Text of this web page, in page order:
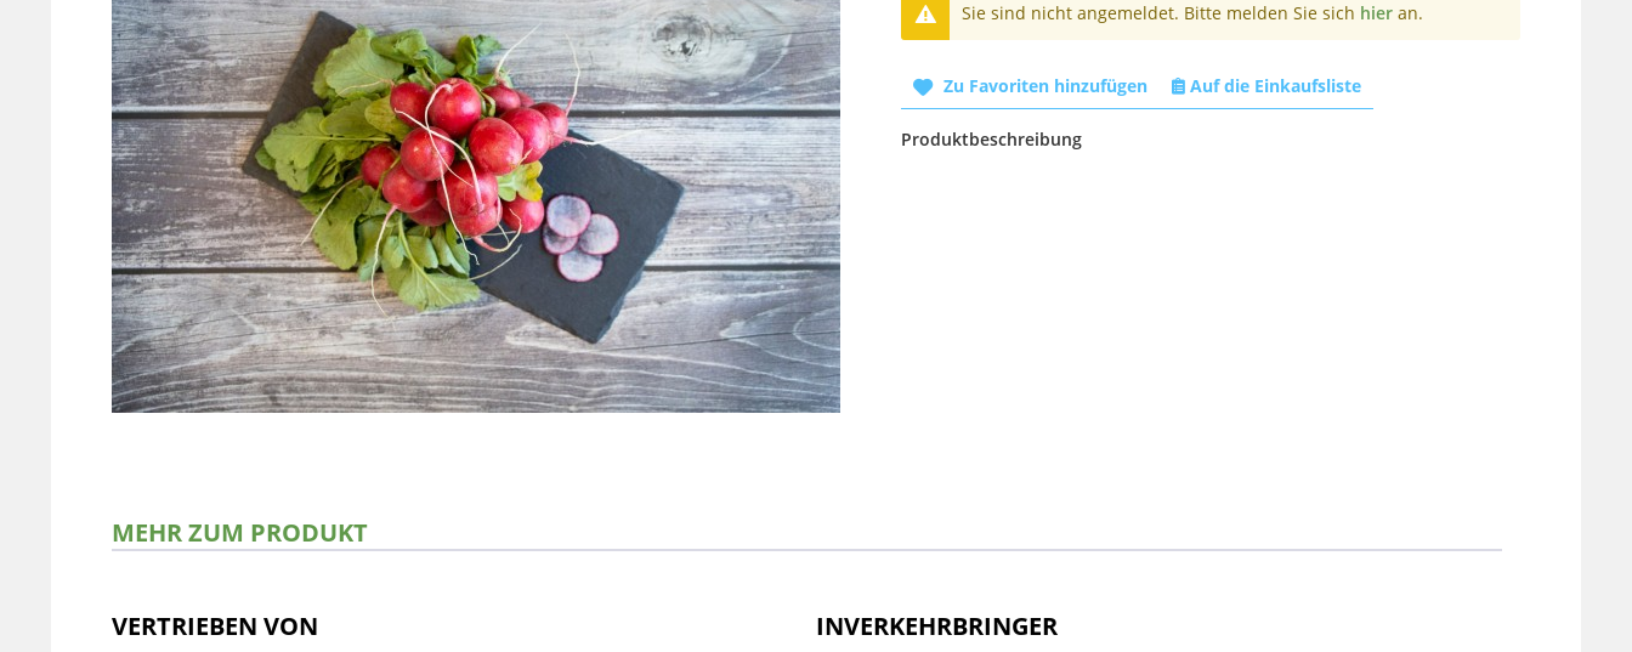
Sie sind nicht angemeldet. Bitte melden Sie sich hier an.
Zu Favoriten hinzufügen Auf die Einkaufsliste
Produktbeschreibung
MEHR ZUM PRODUKT
VERTRIEBEN VON INVERKEHRBRINGER